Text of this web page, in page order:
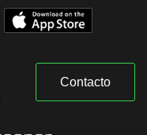
Contacto